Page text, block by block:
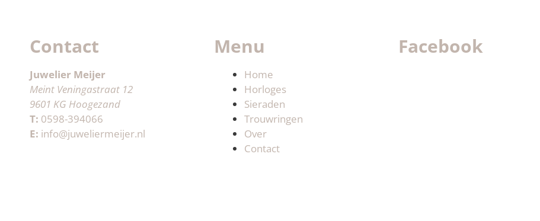
Contact
Juwelier Meijer
Meint Veningastraat 12
9601 KG Hoogezand
T: 0598-394066
E: info@juweliermeijer.nl
Menu
Home
Horloges
Sieraden
Trouwringen
Over
Contact
Facebook